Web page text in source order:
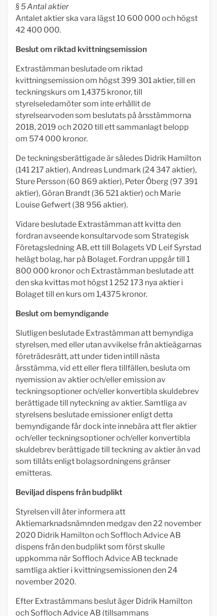
§ 5 Antal aktier
Antalet aktier ska vara lägst 10 600 000 och högst
42 400 000.
Beslut om riktad kvittningsemission
Extrastämman beslutade om riktad
kvittningsemission om högst 399 301 aktier, till en
teckningskurs om 1,4375 kronor, till
styrelseledamöter som inte erhållit de
styrelsearvoden som beslutats på årsstämmorna
2018, 2019 och 2020 till ett sammanlagt belopp
om 574 000 kronor.
De teckningsberättigade är således Didrik Hamilton
(141 217 aktier), Andreas Lundmark (24 347 aktier),
Sture Persson (60 869 aktier), Peter Öberg (97 391
aktier), Göran Brandt (36 521 aktier) och Marie
Louise Gefwert (38 956 aktier).
Vidare beslutade Extrastämman att kvitta den
fordran avseende konsultarvode som Strategisk
Företagsledning AB, ett till Bolagets VD Leif Syrstad
helägt bolag, har på Bolaget. Fordran uppgår till 1
800 000 kronor och Extrastämman beslutade att
den ska kvittas mot högst 1 252 173 nya aktier i
Bolaget till en kurs om 1,4375 kronor.
Beslut om bemyndigande
Slutligen beslutade Extrastämman att bemyndiga
styrelsen, med eller utan avvikelse från aktieägarnas
företrädesrätt, att under tiden intill nästa
årsstämma, vid ett eller flera tillfällen, besluta om
nyemission av aktier och/eller emission av
teckningsoptioner och/eller konvertibla skuldebrev
berättigade till nyteckning av aktier. Samtliga av
styrelsens beslutade emissioner enligt detta
bemyndigande får dock inte innebära att fler aktier
och/eller teckningsoptioner och/eller konvertibla
skuldebrev berättigade till teckning av aktier än vad
som tillåts enligt bolagsordningens gränser
emitteras.
Beviljad dispens från budplikt
Styrelsen vill åter informera att
Aktiemarknadsnämnden medgav den 22 november
2020 Didrik Hamilton och Soffloch Advice AB
dispens från den budplikt som först skulle
uppkomma när Soffloch Advice AB tecknade
samtliga aktier i kvittningsemissionen den 24
november 2020.
Efter Extrastämmans beslut äger Didrik Hamilton
och Soffloch Advice AB (tillsammans